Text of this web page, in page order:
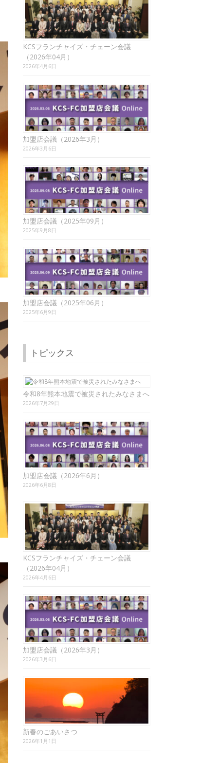
KCSフランチャイズ・チェーン会議
（2026年04月）
2026年4月6日
加盟店会議（2026年3月）
2026年3月6日
加盟店会議（2025年09月）
2025年9月8日
加盟店会議（2025年06月）
2025年6月9日
トピックス
令和8年熊本地震で被災されたみなさまへ
2026年7月29日
加盟店会議（2026年6月）
2026年6月8日
KCSフランチャイズ・チェーン会議
（2026年04月）
2026年4月6日
加盟店会議（2026年3月）
2026年3月6日
新春のごあいさつ
2026年1月1日